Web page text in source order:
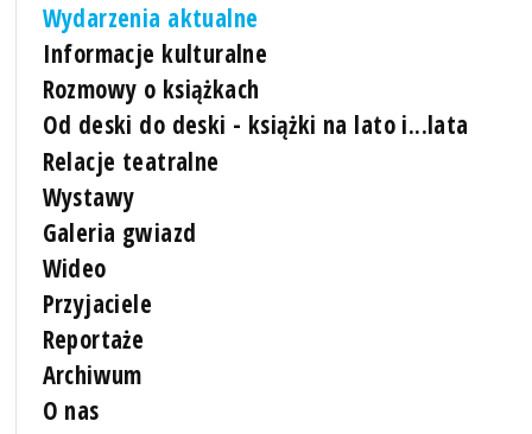
Wydarzenia aktualne
Informacje kulturalne
Rozmowy o książkach
Od deski do deski - książki na lato i...lata
Relacje teatralne
Wystawy
Galeria gwiazd
Wideo
Przyjaciele
Reportaże
Archiwum
O nas